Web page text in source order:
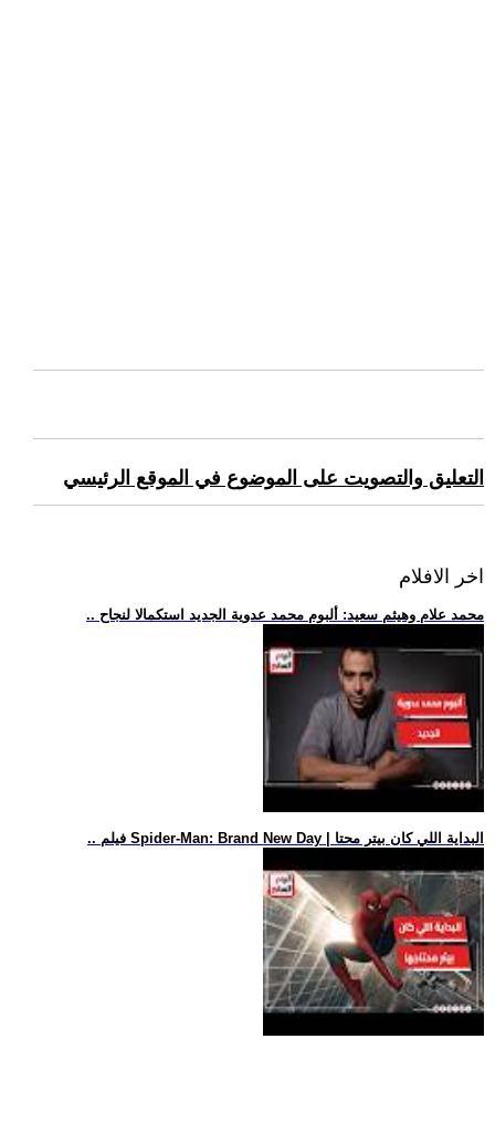
التعليق والتصويت على الموضوع في الموقع الرئيسي
اخر الافلام
.. محمد علام وهيثم سعيد: ألبوم محمد عدوية الجديد استكمالا لنجاح
.. فيلم Spider-Man: Brand New Day | البداية اللي كان بيتر محتا